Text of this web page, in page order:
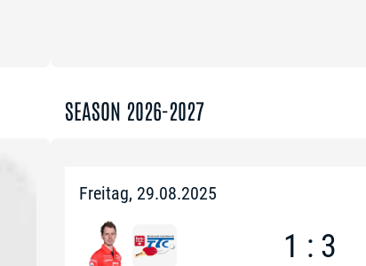
SEASON 2026-2027
Freitag, 29.08.2025
1 : 3